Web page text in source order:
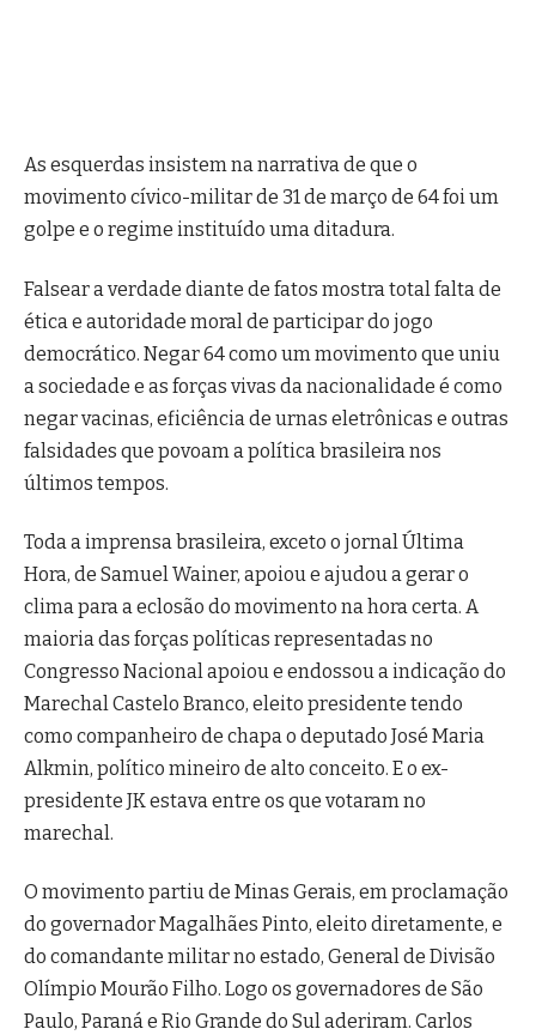
As esquerdas insistem na narrativa de que o
movimento cívico-militar de 31 de março de 64 foi um
golpe e o regime instituído uma ditadura.
Falsear a verdade diante de fatos mostra total falta de
ética e autoridade moral de participar do jogo
democrático. Negar 64 como um movimento que uniu
a sociedade e as forças vivas da nacionalidade é como
negar vacinas, eficiência de urnas eletrônicas e outras
falsidades que povoam a política brasileira nos
últimos tempos.
Toda a imprensa brasileira, exceto o jornal Última
Hora, de Samuel Wainer, apoiou e ajudou a gerar o
clima para a eclosão do movimento na hora certa. A
maioria das forças políticas representadas no
Congresso Nacional apoiou e endossou a indicação do
Marechal Castelo Branco, eleito presidente tendo
como companheiro de chapa o deputado José Maria
Alkmin, político mineiro de alto conceito. E o ex-
presidente JK estava entre os que votaram no
marechal.
O movimento partiu de Minas Gerais, em proclamação
do governador Magalhães Pinto, eleito diretamente, e
do comandante militar no estado, General de Divisão
Olímpio Mourão Filho. Logo os governadores de São
Paulo, Paraná e Rio Grande do Sul aderiram. Carlos